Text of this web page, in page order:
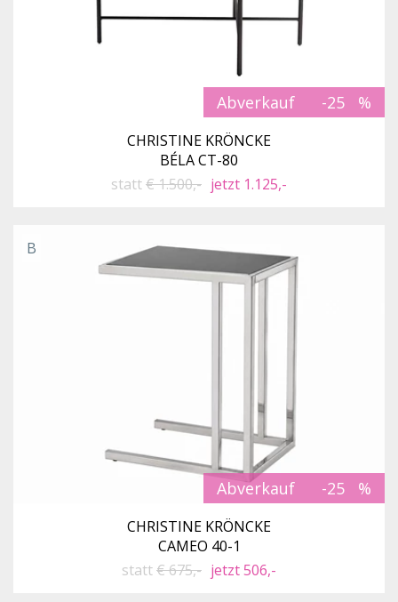
Abverkauf -25
CHRISTINE KRÖNCKE
BÉLA CT-80
statt€ 1.500,- jetzt 1.125,-
Abverkauf -25
B
CHRISTINE KRÖNCKE
CAMEO 40-1
statt€ 675,- jetzt 506,-